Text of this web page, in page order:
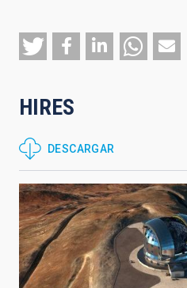
ayuda
a
navegación
HIRES
DESCARGAR